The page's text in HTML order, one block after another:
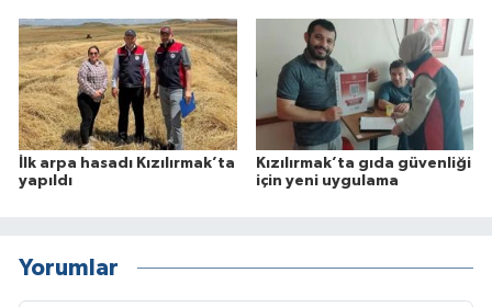
İlk arpa hasadı Kızılırmak’ta
yapıldı
Kızılırmak’ta gıda güvenliği
için yeni uygulama
Yorumlar